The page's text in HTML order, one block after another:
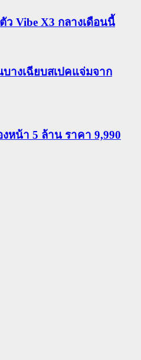
ว Vibe X3 กลางเดือนนี้
างเฉียบสเปคแจ่มจาก
หน้า 5 ล้าน ราคา 9,990